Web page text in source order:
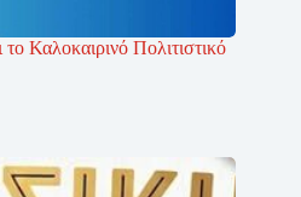
Καλοκαιρινό Πολιτιστικό